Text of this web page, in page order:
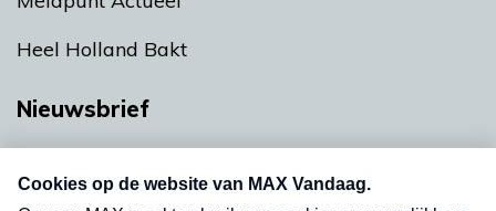
Heel Holland Bakt
Nieuwsbrief
nieuwsbrief. Elke vrijdag- en dinsdagochtend in